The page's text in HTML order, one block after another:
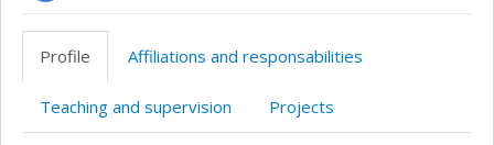
Page
professionnelle
Profile Affiliations and responsabilities
Teaching and supervision Projects